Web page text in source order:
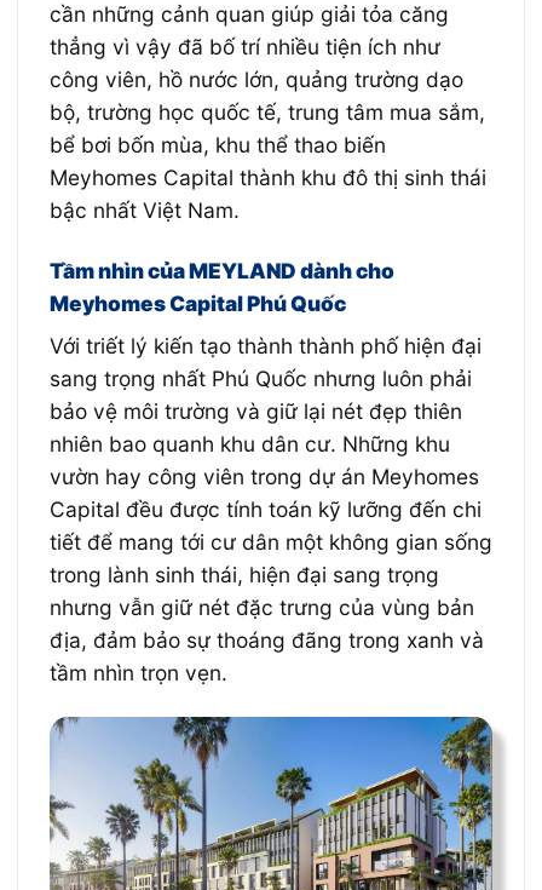
cần những cảnh quan giúp giải tỏa căng
thẳng vì vậy đã bố trí nhiều tiện ích như
công viên, hồ nước lớn, quảng trường dạo
bộ, trường học quốc tế, trung tâm mua sắm,
bể bơi bốn mùa, khu thể thao biến
Meyhomes Capital thành khu đô thị sinh thái
bậc nhất Việt Nam.
Tầm nhìn của MEYLAND dành cho
Meyhomes Capital Phú Quốc
Với triết lý kiến tạo thành thành phố hiện đại
sang trọng nhất Phú Quốc nhưng luôn phải
bảo vệ môi trường và giữ lại nét đẹp thiên
nhiên bao quanh khu dân cư. Những khu
vườn hay công viên trong dự án Meyhomes
Capital đều được tính toán kỹ lưỡng đến chi
tiết để mang tới cư dân một không gian sống
trong lành sinh thái, hiện đại sang trọng
nhưng vẫn giữ nét đặc trưng của vùng bản
địa, đảm bảo sự thoáng đãng trong xanh và
tầm nhìn trọn vẹn.